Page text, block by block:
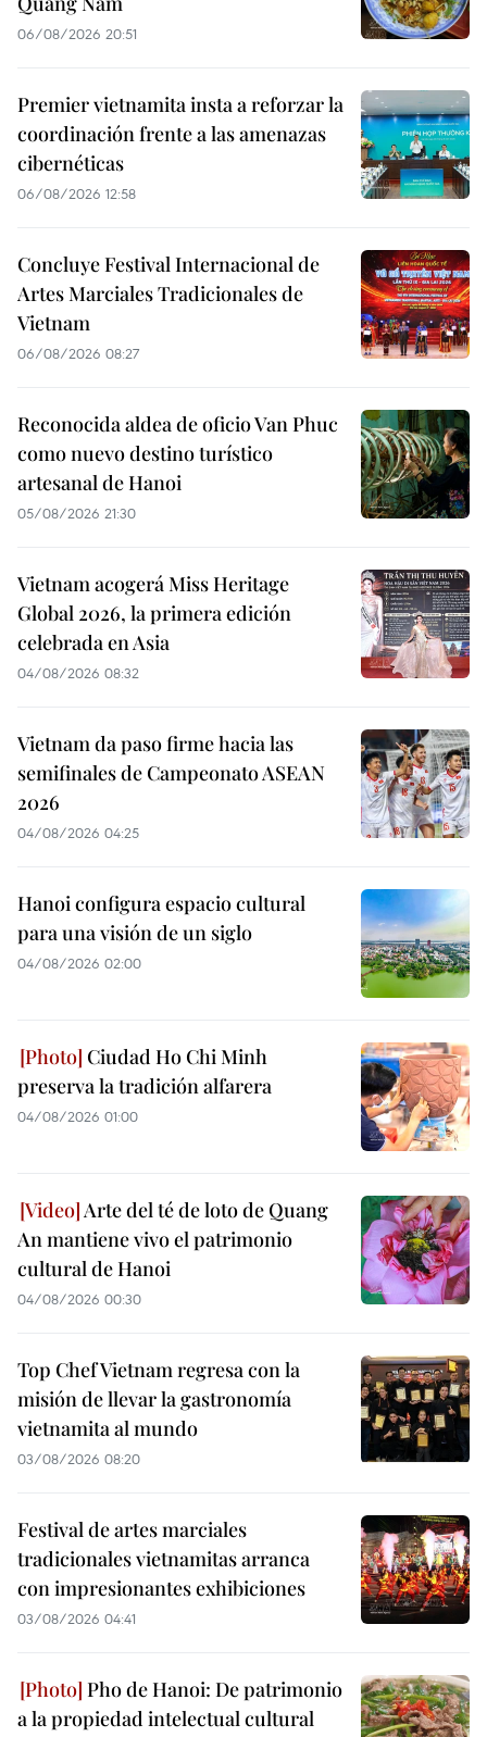
06/08/2026 20:51
Premier vietnamita insta a reforzar la
coordinación frente a las amenazas
cibernéticas
06/08/2026 12:58
Concluye Festival Internacional de
Artes Marciales Tradicionales de
Vietnam
06/08/2026 08:27
Reconocida aldea de oficio Van Phuc
como nuevo destino turístico
artesanal de Hanoi
05/08/2026 21:30
Vietnam acogerá Miss Heritage
Global 2026, la primera edición
celebrada en Asia
04/08/2026 08:32
Vietnam da paso firme hacia las
semifinales de Campeonato ASEAN
2026
04/08/2026 04:25
Hanoi configura espacio cultural
para una visión de un siglo
04/08/2026 02:00
Ciudad Ho Chi Minh
preserva la tradición alfarera
04/08/2026 01:00
Arte del té de loto de Quang
An mantiene vivo el patrimonio
cultural de Hanoi
04/08/2026 00:30
Top Chef Vietnam regresa con la
misión de llevar la gastronomía
vietnamita al mundo
03/08/2026 08:20
Festival de artes marciales
tradicionales vietnamitas arranca
con impresionantes exhibiciones
03/08/2026 04:41
Pho de Hanoi: De patrimonio
a la propiedad intelectual cultural